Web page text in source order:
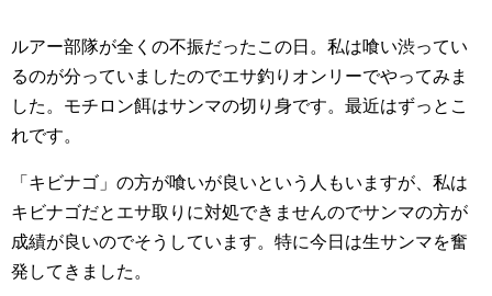
ルアー部隊が全くの不振だったこの日。私は喰い渋ってい
るのが分っていましたのでエサ釣りオンリーでやってみま
した。モチロン餌はサンマの切り身です。最近はずっとこ
れです。
「キビナゴ」の方が喰いが良いという人もいますが、私は
キビナゴだとエサ取りに対処できませんのでサンマの方が
成績が良いのでそうしています。特に今日は生サンマを奮
発してきました。